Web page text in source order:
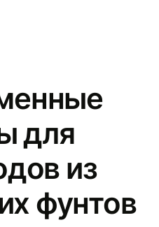
для
из
фунтов